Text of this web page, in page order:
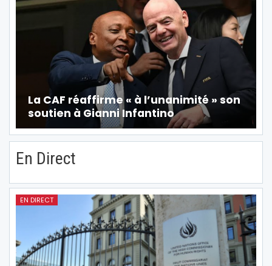
La CAF réaffirme « à l’unanimité » son
soutien à Gianni Infantino
En Direct
EN DIRECT